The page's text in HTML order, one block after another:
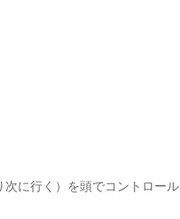
次に行く）を頭でコントロール